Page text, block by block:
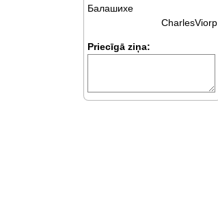
Балашихе
CharlesViorp
Priecīgā ziņa: